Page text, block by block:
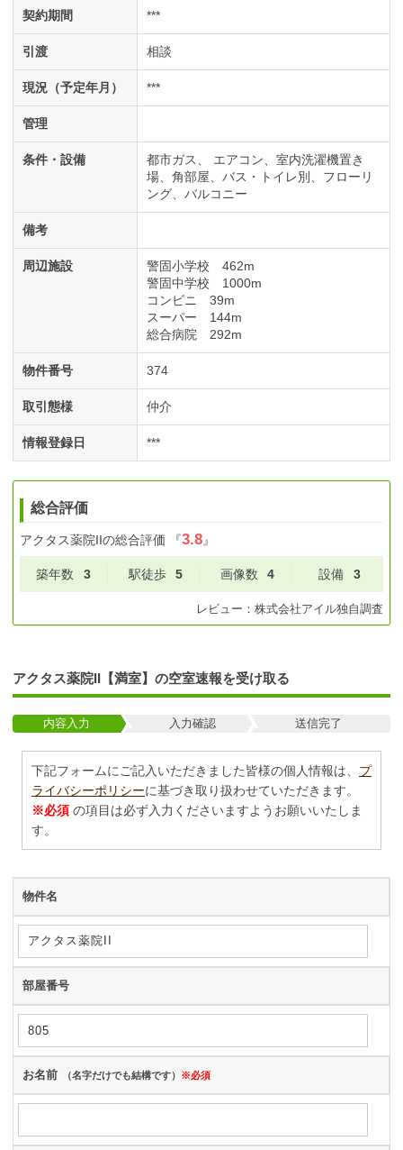
契約期間 ***
引渡 相談
現況（予定年月） ***
管理
条件・設備 都市ガス エアコン
室内洗濯機置き
場
角部屋 バス・トイレ別
フローリ
ング
バルコニー
備考
周辺施設
警固小学校 462m
警固中学校 1000m
コンビニ 39m
スーパー 144m
総合病院 292m
物件番号 374
取引態様 仲介
情報登録日 ***
総合評価
アクタス薬院IIの総合評価 『3.8』
築年数 3 駅徒歩 5 画像数 4 設備 3
レビュー： 株式会社アイル独自調査
アクタス薬院II【満室】の空室速報を受け取る
内容入力 入力確認 送信完了
下記フォームにご記入いただきました皆様の個人情報は、 プ
ライバシーポリシーに基づき取り扱わせていただきます。
※必須 の項目は必ず入力くださいますようお願いいたしま
す。
物件名
部屋番号
お名前 （名字だけでも結構です） ※必須